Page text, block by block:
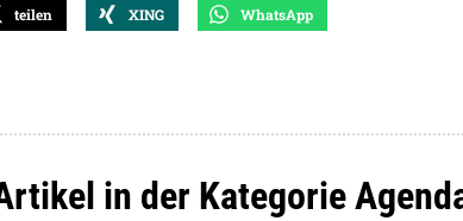
teilen XING WhatsApp
in der Kategorie